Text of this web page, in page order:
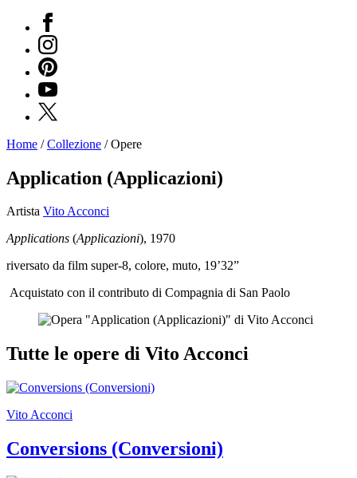
Facebook
Instagram
Pinterest
YouTube
X
Mostre
Eventi
del
Cosmo
Collezione
Accessibilità
Educazione
Educazione
News
Educazione
e
Famiglie
Visite
guidate
Home /Collezione /Opere
Application (Applicazioni)
Artista Vito Acconci
Applications (Applicazioni), 1970
riversato da film super-8, colore, muto, 19’32”
Acquistato con il contributo di Compagnia di San Paolo
Tutte le opere di Vito Acconci
Vito Acconci
Conversions (Conversioni)